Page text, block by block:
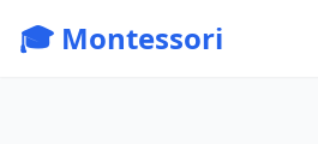
🎓 Montessori